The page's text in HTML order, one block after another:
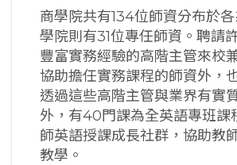
商學院共有134位師資分布於
學院則有31位專任師資。聘請
豐富實務經驗的高階主管來校
協助擔任實務課程的師資外，
透過這些高階主管與業界有實
外，有40門課為全英語專班課
師英語授課成長社群，協助教
教學。